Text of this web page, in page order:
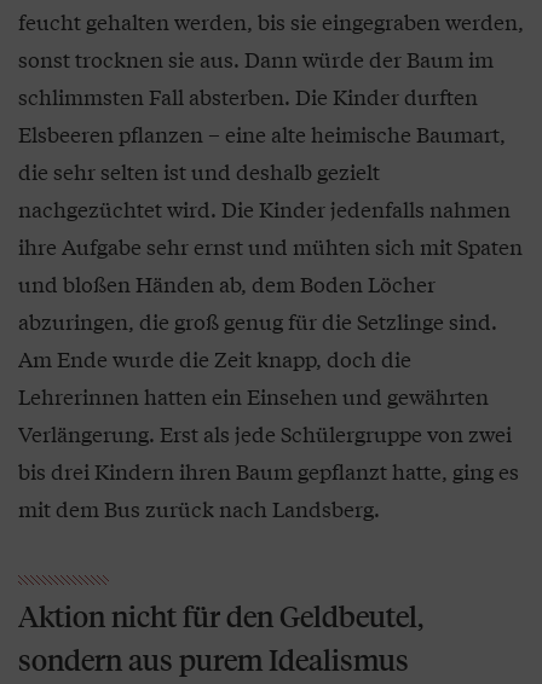
feucht gehalten werden, bis sie eingegraben werden,
sonst trocknen sie aus. Dann würde der Baum im
schlimmsten Fall absterben. Die Kinder durften
Elsbeeren pflanzen – eine alte heimische Baumart,
die sehr selten ist und deshalb gezielt
nachgezüchtet wird. Die Kinder jedenfalls nahmen
ihre Aufgabe sehr ernst und mühten sich mit Spaten
und bloßen Händen ab, dem Boden Löcher
abzuringen, die groß genug für die Setzlinge sind.
Am Ende wurde die Zeit knapp, doch die
Lehrerinnen hatten ein Einsehen und gewährten
Verlängerung. Erst als jede Schülergruppe von zwei
bis drei Kindern ihren Baum gepflanzt hatte, ging es
mit dem Bus zurück nach Landsberg.
Aktion nicht für den Geldbeutel,
sondern aus purem Idealismus